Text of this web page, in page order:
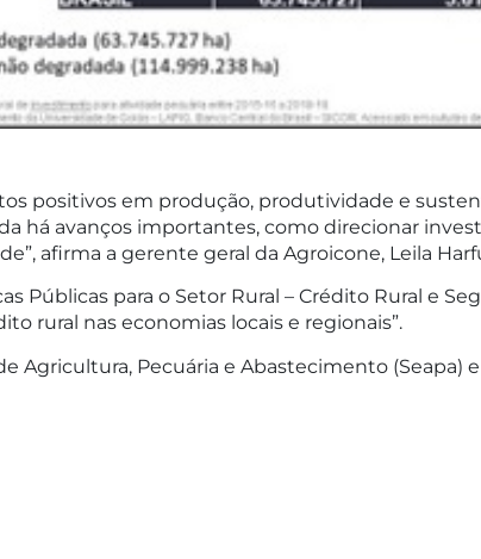
positivos em produção, produtividade e
há avanços importantes, como direcionar
afirma a gerente geral da Agroicone, Leila
Públicas para o Setor Rural – Crédito Rural e
rural nas economias locais e regionais”.
Agricultura, Pecuária e Abastecimento (Seapa)